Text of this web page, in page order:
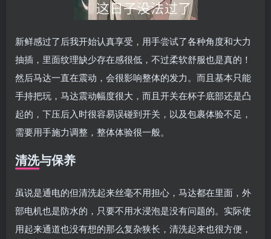
新鲜感过了后我开始认真享受，用手尝试了各种角度和大力
抽插，里面纹理缺少存在感很低，不过柔软舒服也是真的！
然后马达一直在震动，会很影响整体的发力。而且基本只能
手持把玩，马达震动幅度很大，而且开关在杯子底部还是凸
起的，下压后入时很容易误碰到开关，以及包裹体验不足，
需要用手施力调整，整体体验很一般。
清洗与保养
虽说是通电的但清洗起来丝毫不用担心，马达都在里面，外
部电机也是防水的，只要不用水浸泡是没有问题的。实际使
用起来通道也没有想的那么复杂狭长，清洗起来也很方便，